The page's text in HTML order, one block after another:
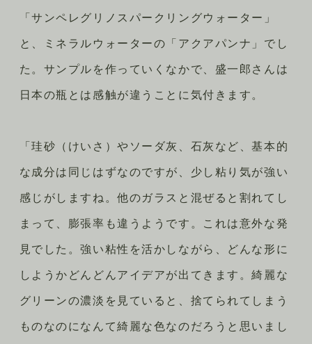
「サンペレグリノスパークリングウォーター」
と、ミネラルウォーターの「アクアパンナ」でし
た。サンプルを作っていくなかで、盛一郎さんは
日本の瓶とは感触が違うことに気付きます。
「珪砂（けいさ）やソーダ灰、石灰など、基本的
な成分は同じはずなのですが、少し粘り気が強い
感じがしますね。他のガラスと混ぜると割れてし
まって、膨張率も違うようです。これは意外な発
見でした。強い粘性を活かしながら、どんな形に
しようかどんどんアイデアが出てきます。綺麗な
グリーンの濃淡を見ていると、捨てられてしまう
ものなのになんて綺麗な色なのだろうと思いまし